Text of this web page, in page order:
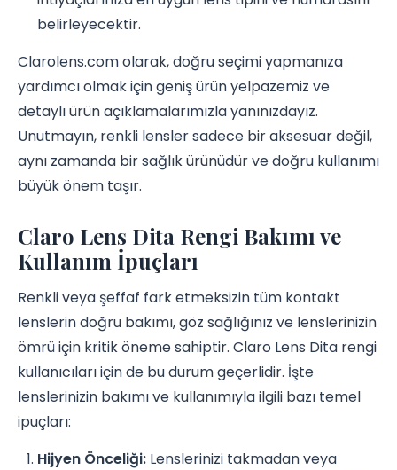
belirleyecektir.
Clarolens.com olarak, doğru seçimi yapmanıza
yardımcı olmak için geniş ürün yelpazemiz ve
detaylı ürün açıklamalarımızla yanınızdayız.
Unutmayın, renkli lensler sadece bir aksesuar değil,
aynı zamanda bir sağlık ürünüdür ve doğru kullanımı
büyük önem taşır.
Claro Lens Dita Rengi Bakımı ve
Kullanım İpuçları
Renkli veya şeffaf fark etmeksizin tüm kontakt
lenslerin doğru bakımı, göz sağlığınız ve lenslerinizin
ömrü için kritik öneme sahiptir. Claro Lens Dita rengi
kullanıcıları için de bu durum geçerlidir. İşte
lenslerinizin bakımı ve kullanımıyla ilgili bazı temel
ipuçları:
Hijyen Önceliği: Lenslerinizi takmadan veya